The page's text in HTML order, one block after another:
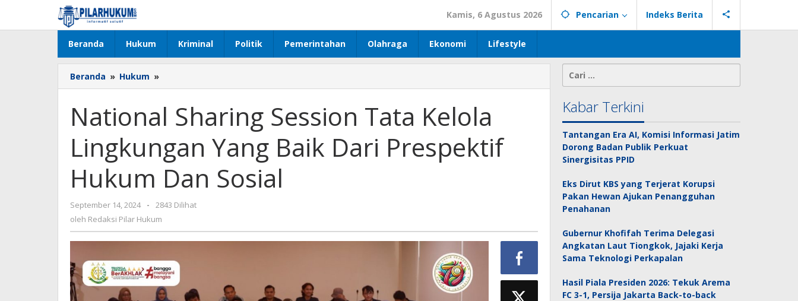
konten
Kamis, 6 Agustus 2026 Pencarian Indeks Berita
Beranda Hukum Kriminal Politik Pemerintahan Olahraga Ekonomi Lifestyle
Beranda » Hukum »
Sharing
Tata
Kelola
Yang
Baik
Dari
Prespektif
Hukum
Sosial
National Sharing Session Tata Kelola
Lingkungan Yang Baik Dari Prespektif
Hukum Dan Sosial
September 14, 2024
oleh
Redaksi
Hukum
-
2843 Dilihat
oleh Redaksi Pilar Hukum
Cari
untuk:
Kabar Terkini
Tantangan Era AI, Komisi Informasi Jatim
Dorong Badan Publik Perkuat
Sinergisitas PPID
Eks Dirut KBS yang Terjerat Korupsi
Pakan Hewan Ajukan Penangguhan
Penahanan
Gubernur Khofifah Terima Delegasi
Angkatan Laut Tiongkok, Jajaki Kerja
Sama Teknologi Perkapalan
Hasil Piala Presiden 2026: Tekuk Arema
FC 3-1, Persija Jakarta Back-to-back